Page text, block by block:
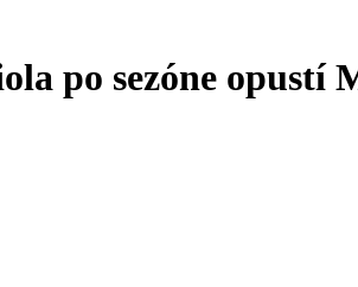
po sezóne opustí